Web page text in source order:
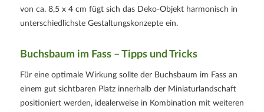
von ca. 8,5 x 4 cm fügt sich das Deko-Objekt harmonisch in
unterschiedlichste Gestaltungskonzepte ein.
Buchsbaum im Fass – Tipps und Tricks
Für eine optimale Wirkung sollte der Buchsbaum im Fass an
einem gut sichtbaren Platz innerhalb der Miniaturlandschaft
positioniert werden, idealerweise in Kombination mit weiteren